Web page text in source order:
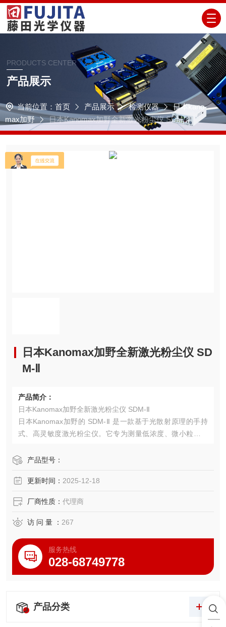
PRODUCTS CENTER
产品展示
当前位置： 首页 产品展示 检测仪器
日本kano
max加野
日本Kanomax加野全新激光粉尘仪 SDM-Ⅱ
日本Kanomax加野全新激光粉尘仪 SD
M-Ⅱ
产品简介：
日本Kanomax加野全新激光粉尘仪 SDM-Ⅱ
日本Kanomax加野的 SDM-Ⅱ 是一款基于光散射原理的手持
式、高灵敏度激光粉尘仪。它专为测量低浓度、微小粒径的
境监测、职业健康筛查和室内空气品质评估中提供快速、精
产品型号：
更新时间： 2025-12-18
厂商性质： 代理商
访 问 量 ： 267
服务热线
028-68749778
产品分类
Kanomax风量罩6710名    称Kanomax风量罩型    号6710风量